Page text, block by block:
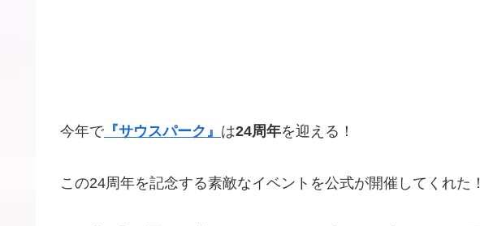
今年で『サウスパーク』 は24周年を迎える！
この24周年を記念する素敵なイベントを公式が開催してくれた！